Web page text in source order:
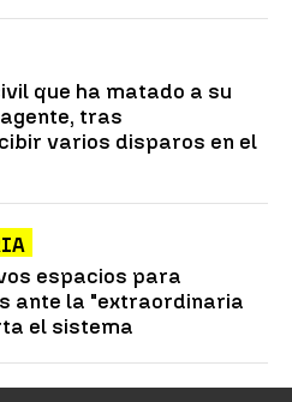
que ha matado a su
tras
varios disparos en el
espacios para
ante la "extraordinaria
el sistema